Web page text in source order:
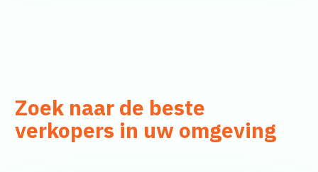
Zoek naar de beste
verkopers in uw omgeving